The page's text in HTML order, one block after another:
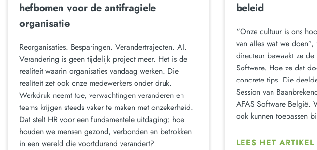
hefbomen voor de antifragiele
organisatie
Reorganisaties. Besparingen. Verandertrajecten. AI.
Verandering is geen tijdelijk project meer. Het is de
realiteit waarin organisaties vandaag werken. Die
realiteit zet ook onze medewerkers onder druk.
Werkdruk neemt toe, verwachtingen veranderen en
teams krijgen steeds vaker te maken met onzekerheid.
Dat stelt HR voor een fundamentele uitdaging: hoe
houden we mensen gezond, verbonden en betrokken
in een wereld die voortdurend verandert?
beleid
“Onze cultuur is ons
van alles wat we doen”,
directeur bewaakt ze
Software. Hoe ze dat
concrete tips. Die
Session van
AFAS Software België.
ook kunnen toepassen
LEES HET ARTIKEL